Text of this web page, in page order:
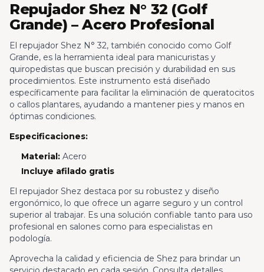
Repujador Shez N° 32 (Golf
Grande) – Acero Profesional
El repujador Shez N° 32, también conocido como Golf
Grande, es la herramienta ideal para manicuristas y
quiropedistas que buscan precisión y durabilidad en sus
procedimientos. Este instrumento está diseñado
específicamente para facilitar la eliminación de queratocitos
o callos plantares, ayudando a mantener pies y manos en
óptimas condiciones.
Especificaciones:
Material:Acero
Incluye afilado gratis
El repujador Shez destaca por su robustez y diseño
ergonómico, lo que ofrece un agarre seguro y un control
superior al trabajar. Es una solución confiable tanto para uso
profesional en salones como para especialistas en
podología.
Aprovecha la calidad y eficiencia de Shez para brindar un